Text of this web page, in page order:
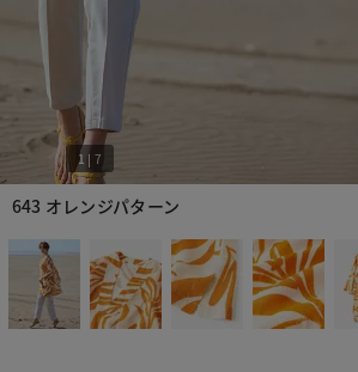
643 オレンジパターン
1 | 7
1 7